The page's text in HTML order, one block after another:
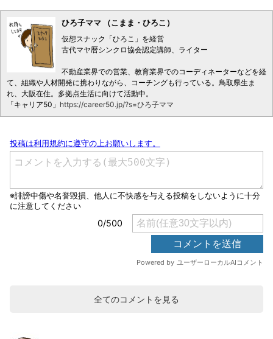
ひろ子ママ （こまま・ひろこ）
仮想スナック「ひろこ」を経営
古代マヤ暦シンクロ協会認定講師、ライター
不動産業界での営業、教育業界でのコーディネーターなどを経
て、組織や人材開発に携わりながら、コーチングも行っている。鳥取県生ま
れ、大阪在住。多拠点生活に向けて活動中。
「キャリア50」 https://career50.jp/?s=ひろ子ママ
全てのコメントを見る